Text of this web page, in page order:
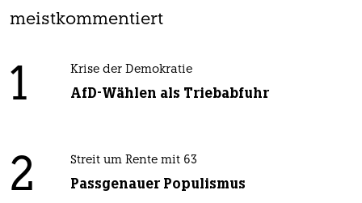
meistkommentiert
1 Krise der Demokratie
AfD-Wählen als Triebabfuhr
2 Streit um Rente mit 63
Passgenauer Populismus